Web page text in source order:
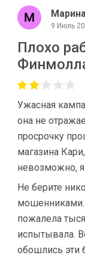
Марина
9 Июль
Плохо
Ужасная
она не
просрочку
магазина
невозможно,
Не берите
мошенниками.
пожалела
испытывала.
обошлись эти